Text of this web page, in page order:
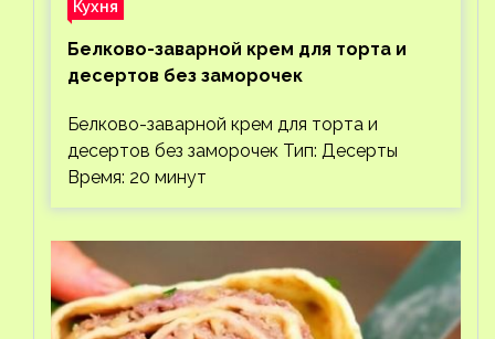
Кухня
Белково-заварной крем для торта и
десертов без заморочек
Белково-заварной крем для торта и
десертов без заморочек Тип: Десерты
Время: 20 минут